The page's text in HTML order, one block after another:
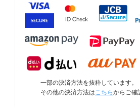
一部の決済方法を抜粋しています。
その他の決済方法はこちらからご確